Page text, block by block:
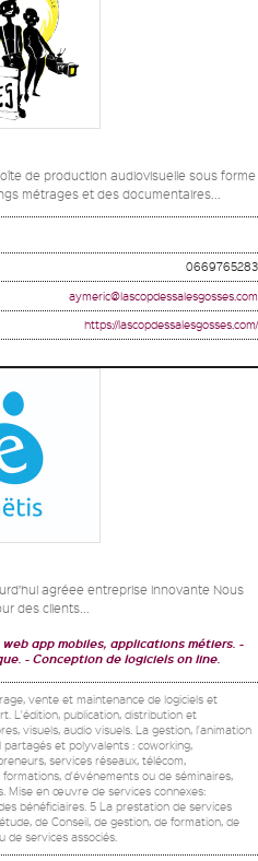
de production audiovisuelle sous forme
métrages et des documentaires...
0669765283
aymeric@lascopdessalesgosses.com
https://lascopdessalesgosses.com/
agréee entreprise innovante Nous
des clients...
app mobiles, applications métiers.
Conception de logiciels on line.
vente et maintenance de logiciels et
L'édition, publication, distribution et
visuels, audio visuels. La gestion, l'animation
et polyvalents : coworking,
services réseaux, télécom,
d'événements ou de séminaires,
Mise en œuvre de services connexes:
bénéficiaires. 5 La prestation de services
de Conseil, de gestion, de formation, de
de services associés.